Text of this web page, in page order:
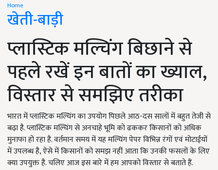
Home
खेती-बाड़ी
प्लास्टिक मल्चिंग बिछाने से
पहले रखें इन बातों का ख्याल,
विस्तार से समझिए तरीका
भारत में प्लास्टिक मल्चिंग का उपयोग पिछले आठ-दस सालों में बहुत तेजी से
बढ़ा है. प्लास्टिक मल्चिंग से अनचाहे भूमि को ढककर किसानों को अधिक
मुनाफा हो रहा है. वर्तमान समय में यह मल्चिंग पेपर विभिन्न रंगों एवं मोटाईयों
में उपलब्ध है, ऐसे में किसानों को समझ नहीं आता कि उनकी फसलों के लिए
क्या उपयुक्त है. चलिए आज इस बारे में हम आपको विस्तार से बताते हैं.